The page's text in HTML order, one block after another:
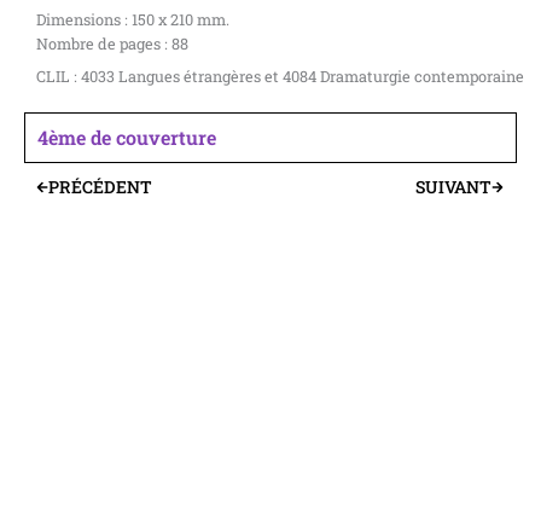
Dimensions : 150 x 210 mm.
Nombre de pages : 88
CLIL : 4033 Langues étrangères et 4084 Dramaturgie contemporaine
4ème de couverture
Précédent
PRÉCÉDENT SUIVANTSuivant